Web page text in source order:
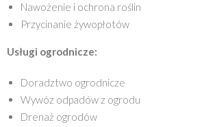
Nawożenie i ochrona roślin
Przycinanie żywopłotów
Usługi ogrodnicze:
Doradztwo ogrodnicze
Wywóz odpadów z ogrodu
Drenaż ogrodów